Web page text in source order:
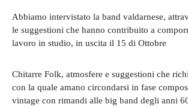
Abbiamo intervistato la band valdarnese,
le suggestioni che hanno contribuito a
lavoro in studio, in uscita il 15 di Ottobre
Chitarre Folk, atmosfere e suggestioni che
con la quale amano circondarsi in fase
vintage con rimandi alle big band degli anni